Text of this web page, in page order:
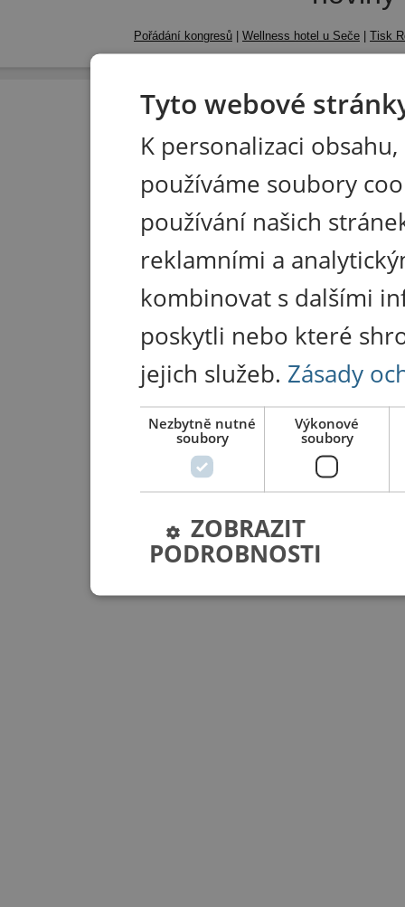
Pořádání kongresů Wellness hotel u Seče Tisk
Tyto webové
K personalizaci
používáme soubory
používání našich
reklamními a
kombinovat s dalšími
poskytli nebo které
jejich služeb. Zásady
Nezbytně nutné
soubory
Výkonové
soubory
ZOBRAZIT
PODROBNOSTI